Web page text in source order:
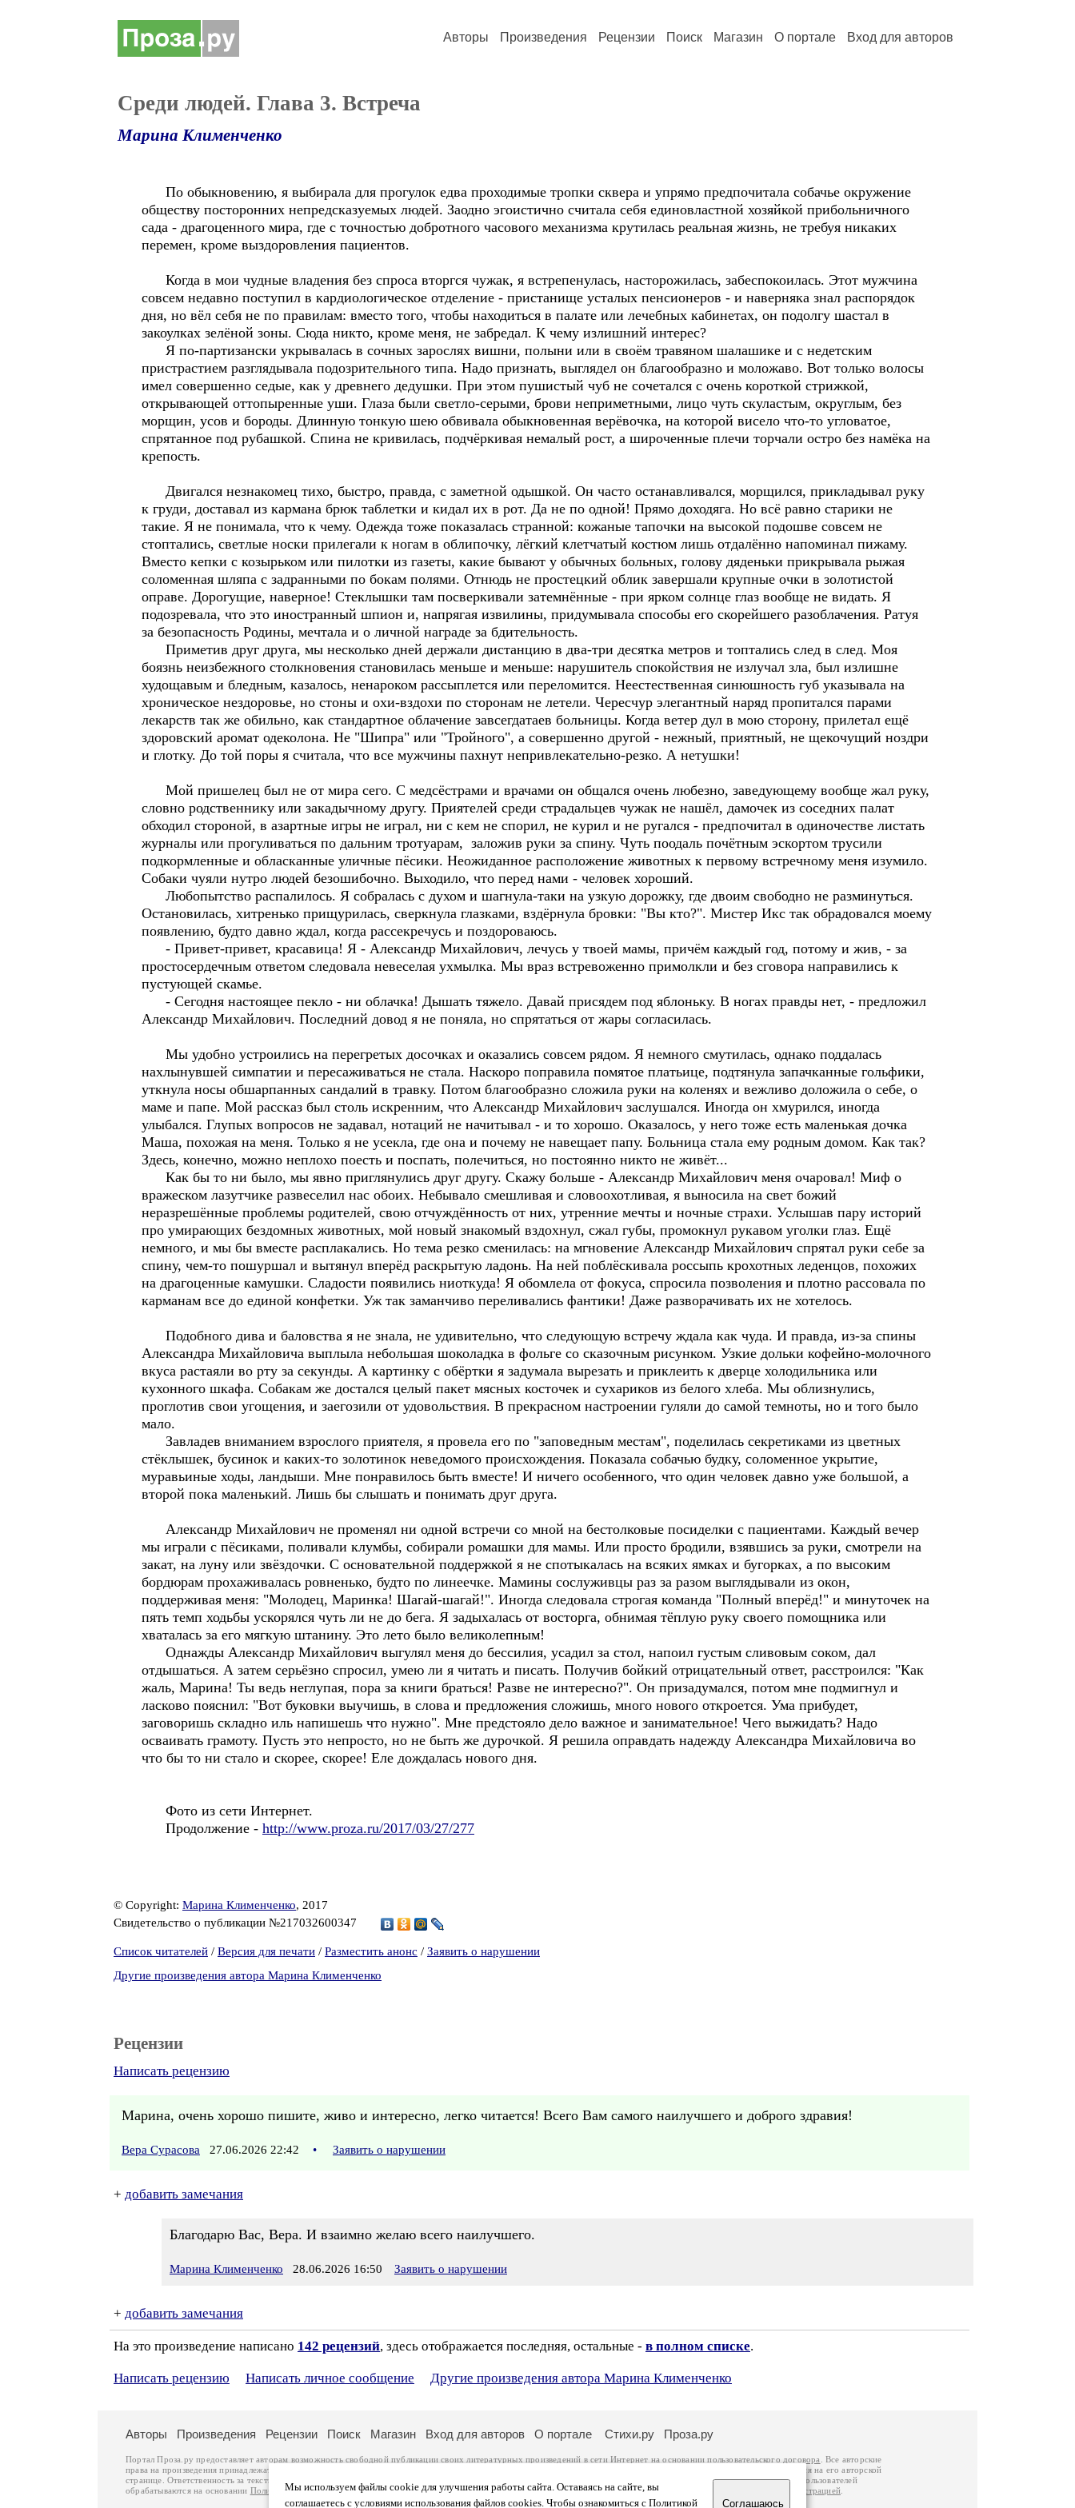
Авторы Произведения Рецензии Поиск Магазин О портале Вход для авторов
Среди людей. Глава 3. Встреча
Марина Клименченко
По обыкновению, я выбирала для прогулок едва проходимые тропки сквера и упрямо предпочитала собачье окружение
обществу посторонних непредсказуемых людей. Заодно эгоистично считала себя единовластной хозяйкой прибольничного
сада - драгоценного мира, где с точностью добротного часового механизма крутилась реальная жизнь, не требуя никаких
перемен, кроме выздоровления пациентов.
Когда в мои чудные владения без спроса вторгся чужак, я встрепенулась, насторожилась, забеспокоилась. Этот мужчина
совсем недавно поступил в кардиологическое отделение - пристанище усталых пенсионеров - и наверняка знал распорядок
дня, но вёл себя не по правилам: вместо того, чтобы находиться в палате или лечебных кабинетах, он подолгу шастал в
закоулках зелёной зоны. Сюда никто, кроме меня, не забредал. К чему излишний интерес?
Я по-партизански укрывалась в сочных зарослях вишни, полыни или в своём травяном шалашике и с недетским
пристрастием разглядывала подозрительного типа. Надо признать, выглядел он благообразно и моложаво. Вот только волосы
имел совершенно седые, как у древнего дедушки. При этом пушистый чуб не сочетался с очень короткой стрижкой,
открывающей оттопыренные уши. Глаза были светло-серыми, брови неприметными, лицо чуть скуластым, округлым, без
морщин, усов и бороды. Длинную тонкую шею обвивала обыкновенная верёвочка, на которой висело что-то угловатое,
спрятанное под рубашкой. Спина не кривилась, подчёркивая немалый рост, а широченные плечи торчали остро без намёка на
крепость.
Двигался незнакомец тихо, быстро, правда, с заметной одышкой. Он часто останавливался, морщился, прикладывал руку
к груди, доставал из кармана брюк таблетки и кидал их в рот. Да не по одной! Прямо доходяга. Но всё равно старики не
такие. Я не понимала, что к чему. Одежда тоже показалась странной: кожаные тапочки на высокой подошве совсем не
стоптались, светлые носки прилегали к ногам в облипочку, лёгкий клетчатый костюм лишь отдалённо напоминал пижаму.
Вместо кепки с козырьком или пилотки из газеты, какие бывают у обычных больных, голову дяденьки прикрывала рыжая
соломенная шляпа с задранными по бокам полями. Отнюдь не простецкий облик завершали крупные очки в золотистой
оправе. Дорогущие, наверное! Стеклышки там посверкивали затемнённые - при ярком солнце глаз вообще не видать. Я
подозревала, что это иностранный шпион и, напрягая извилины, придумывала способы его скорейшего разоблачения. Ратуя
за безопасность Родины, мечтала и о личной награде за бдительность.
Приметив друг друга, мы несколько дней держали дистанцию в два-три десятка метров и топтались след в след. Моя
боязнь неизбежного столкновения становилась меньше и меньше: нарушитель спокойствия не излучал зла, был излишне
худощавым и бледным, казалось, ненароком рассыплется или переломится. Неестественная синюшность губ указывала на
хроническое нездоровье, но стоны и охи-вздохи по сторонам не летели. Чересчур элегантный наряд пропитался парами
лекарств так же обильно, как стандартное облачение завсегдатаев больницы. Когда ветер дул в мою сторону, прилетал ещё
здоровский аромат одеколона. Не "Шипра" или "Тройного", а совершенно другой - нежный, приятный, не щекочущий ноздри
и глотку. До той поры я считала, что все мужчины пахнут непривлекательно-резко. А нетушки!
Мой пришелец был не от мира сего. С медсёстрами и врачами он общался очень любезно, заведующему вообще жал руку,
словно родственнику или закадычному другу. Приятелей среди страдальцев чужак не нашёл, дамочек из соседних палат
обходил стороной, в азартные игры не играл, ни с кем не спорил, не курил и не ругался - предпочитал в одиночестве листать
журналы или прогуливаться по дальним тротуарам, заложив руки за спину. Чуть поодаль почётным эскортом трусили
подкормленные и обласканные уличные пёсики. Неожиданное расположение животных к первому встречному меня изумило.
Собаки чуяли нутро людей безошибочно. Выходило, что перед нами - человек хороший.
Любопытство распалилось. Я собралась с духом и шагнула-таки на узкую дорожку, где двоим свободно не разминуться.
Остановилась, хитренько прищурилась, сверкнула глазками, вздёрнула бровки: "Вы кто?". Мистер Икс так обрадовался моему
появлению, будто давно ждал, когда рассекречусь и поздороваюсь.
- Привет-привет, красавица! Я - Александр Михайлович, лечусь у твоей мамы, причём каждый год, потому и жив, - за
простосердечным ответом следовала невеселая ухмылка. Мы враз встревоженно примолкли и без сговора направились к
пустующей скамье.
- Сегодня настоящее пекло - ни облачка! Дышать тяжело. Давай присядем под яблоньку. В ногах правды нет, - предложил
Александр Михайлович. Последний довод я не поняла, но спрятаться от жары согласилась.
Мы удобно устроились на перегретых досочках и оказались совсем рядом. Я немного смутилась, однако поддалась
нахлынувшей симпатии и пересаживаться не стала. Наскоро поправила помятое платьице, подтянула запачканные гольфики,
уткнула носы обшарпанных сандалий в травку. Потом благообразно сложила руки на коленях и вежливо доложила о себе, о
маме и папе. Мой рассказ был столь искренним, что Александр Михайлович заслушался. Иногда он хмурился, иногда
улыбался. Глупых вопросов не задавал, нотаций не начитывал - и то хорошо. Оказалось, у него тоже есть маленькая дочка
Маша, похожая на меня. Только я не усекла, где она и почему не навещает папу. Больница стала ему родным домом. Как так?
Здесь, конечно, можно неплохо поесть и поспать, полечиться, но постоянно никто не живёт...
Как бы то ни было, мы явно приглянулись друг другу. Скажу больше - Александр Михайлович меня очаровал! Миф о
вражеском лазутчике развеселил нас обоих. Небывало смешливая и словоохотливая, я выносила на свет божий
неразрешённые проблемы родителей, свою отчуждённость от них, утренние мечты и ночные страхи. Услышав пару историй
про умирающих бездомных животных, мой новый знакомый вздохнул, сжал губы, промокнул рукавом уголки глаз. Ещё
немного, и мы бы вместе расплакались. Но тема резко сменилась: на мгновение Александр Михайлович спрятал руки себе за
спину, чем-то пошуршал и вытянул вперёд раскрытую ладонь. На ней поблёскивала россыпь крохотных леденцов, похожих
на драгоценные камушки. Сладости появились ниоткуда! Я обомлела от фокуса, спросила позволения и плотно рассовала по
карманам все до единой конфетки. Уж так заманчиво переливались фантики! Даже разворачивать их не хотелось.
Подобного дива и баловства я не знала, не удивительно, что следующую встречу ждала как чуда. И правда, из-за спины
Александра Михайловича выплыла небольшая шоколадка в фольге со сказочным рисунком. Узкие дольки кофейно-молочного
вкуса растаяли во рту за секунды. А картинку с обёртки я задумала вырезать и приклеить к дверце холодильника или
кухонного шкафа. Собакам же достался целый пакет мясных косточек и сухариков из белого хлеба. Мы облизнулись,
проглотив свои угощения, и заегозили от удовольствия. В прекрасном настроении гуляли до самой темноты, но и того было
мало.
Завладев вниманием взрослого приятеля, я провела его по "заповедным местам", поделилась секретиками из цветных
стёклышек, бусинок и каких-то золотинок неведомого происхождения. Показала собачью будку, соломенное укрытие,
муравьиные ходы, ландыши. Мне понравилось быть вместе! И ничего особенного, что один человек давно уже большой, а
второй пока маленький. Лишь бы слышать и понимать друг друга.
Александр Михайлович не променял ни одной встречи со мной на бестолковые посиделки с пациентами. Каждый вечер
мы играли с пёсиками, поливали клумбы, собирали ромашки для мамы. Или просто бродили, взявшись за руки, смотрели на
закат, на луну или звёздочки. С основательной поддержкой я не спотыкалась на всяких ямках и бугорках, а по высоким
бордюрам прохаживалась ровненько, будто по линеечке. Мамины сослуживцы раз за разом выглядывали из окон,
поддерживая меня: "Молодец, Маринка! Шагай-шагай!". Иногда следовала строгая команда "Полный вперёд!" и минуточек на
пять темп ходьбы ускорялся чуть ли не до бега. Я задыхалась от восторга, обнимая тёплую руку своего помощника или
хваталась за его мягкую штанину. Это лето было великолепным!
Однажды Александр Михайлович выгулял меня до бессилия, усадил за стол, напоил густым сливовым соком, дал
отдышаться. А затем серьёзно спросил, умею ли я читать и писать. Получив бойкий отрицательный ответ, расстроился: "Как
жаль, Марина! Ты ведь неглупая, пора за книги браться! Разве не интересно?". Он призадумался, потом мне подмигнул и
ласково пояснил: "Вот буковки выучишь, в слова и предложения сложишь, много нового откроется. Ума прибудет,
заговоришь складно иль напишешь что нужно". Мне предстояло дело важное и занимательное! Чего выжидать? Надо
осваивать грамоту. Пусть это непросто, но не быть же дурочкой. Я решила оправдать надежду Александра Михайловича во
что бы то ни стало и скорее, скорее! Еле дождалась нового дня.
Фото из сети Интернет.
Продолжение - http://www.proza.ru/2017/03/27/277
© Copyright: Марина Клименченко, 2017
Свидетельство о публикации №217032600347
Список читателей / Версия для печати / Разместить анонс / Заявить о нарушении
Другие произведения автора Марина Клименченко
Рецензии
Написать рецензию
Марина, очень хорошо пишите, живо и интересно, легко читается! Всего Вам самого наилучшего и доброго здравия!
Вера Сурасова 27.06.2026 22:42 • Заявить о нарушении
+ добавить замечания
Благодарю Вас, Вера. И взаимно желаю всего наилучшего.
Марина Клименченко 28.06.2026 16:50 Заявить о нарушении
+ добавить замечания
На это произведение написано 142 рецензий, здесь отображается последняя, остальные - в полном списке.
Написать рецензию Написать личное сообщение Другие произведения автора Марина Клименченко
Мы используем файлы cookie для улучшения работы сайта. Оставаясь на сайте, вы
соглашаетесь с условиями использования файлов cookies. Чтобы ознакомиться с Политикой
Соглашаюсь
Авторы Произведения Рецензии Поиск Магазин Вход для авторов О портале Стихи.ру Проза.ру
Портал Проза.ру предоставляет авторам возможность свободной публикации своих литературных произведений в сети Интернет на основаниипользовательского договора
. Все авторские
права на произведения принадлежат авторам и охраняются
. Перепечатка произведений возможна только с согласия его автора, к которому вы можете обратиться на его авторской
странице. Ответственность за тексты произведений авторы несут самостоятельно на основании
законодательства Российской Федерации. Данные пользователей
обрабатываются на основании Политики обработки персональных данных. Вы также можете посмотреть более подробнуюинформацию о портале связаться с администрацией